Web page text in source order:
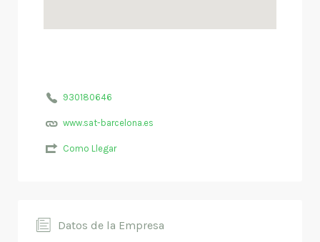
930180646
www.sat-barcelona.es
Como Llegar
Datos de la Empresa